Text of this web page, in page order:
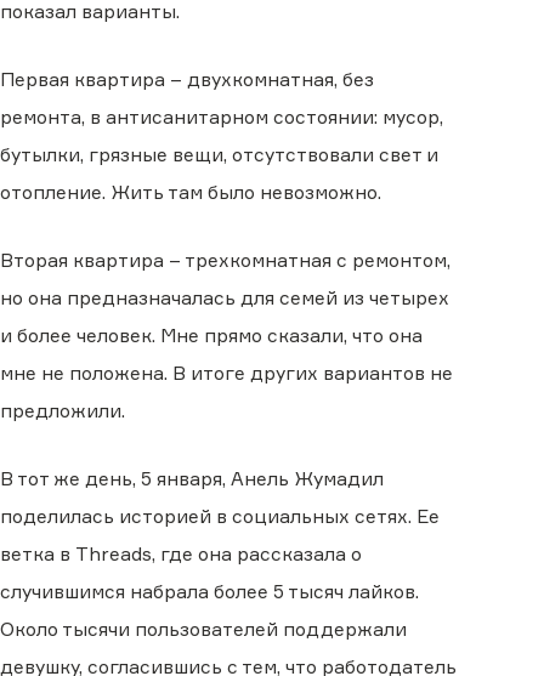
показал варианты.
Первая квартира – двухкомнатная, без
ремонта, в антисанитарном состоянии: мусор,
бутылки, грязные вещи, отсутствовали свет и
отопление. Жить там было невозможно.
Вторая квартира – трехкомнатная с ремонтом,
но она предназначалась для семей из четырех
и более человек. Мне прямо сказали, что она
мне не положена. В итоге других вариантов не
предложили.
В тот же день, 5 января, Анель Жумадил
поделилась историей в социальных сетях. Ее
ветка в Threads, где она рассказала о
случившимся набрала более 5 тысяч лайков.
Около тысячи пользователей поддержали
девушку, согласившись с тем, что работодатель